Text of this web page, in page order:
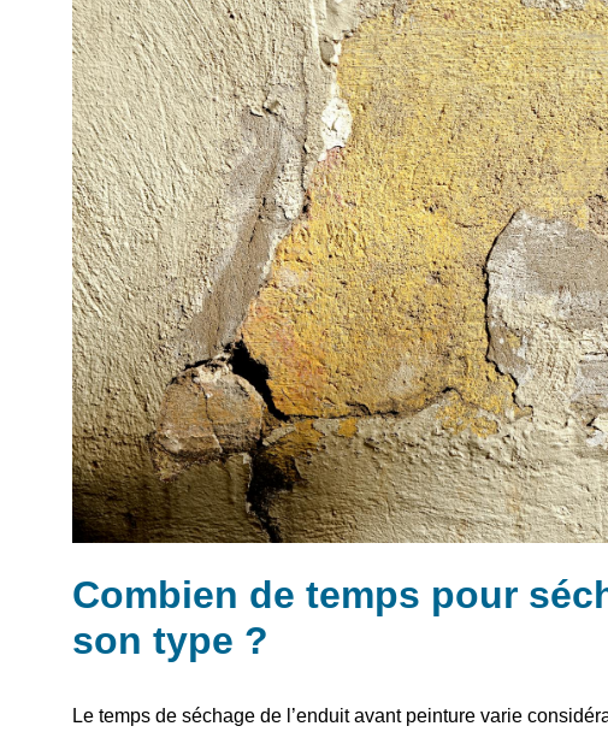
Combien de temps pour
son type ?
Le temps de séchage de l’enduit avant peinture varie